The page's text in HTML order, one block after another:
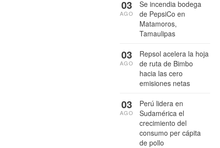
Se incendia bodega
de PepsiCo en
Matamoros,
Tamaulipas
03
AGO
Repsol acelera la hoja
de ruta de Bimbo
hacia las cero
emisiones netas
03
AGO
Perú lidera en
Sudamérica el
crecimiento del
consumo per cápita
de pollo
03
AGO